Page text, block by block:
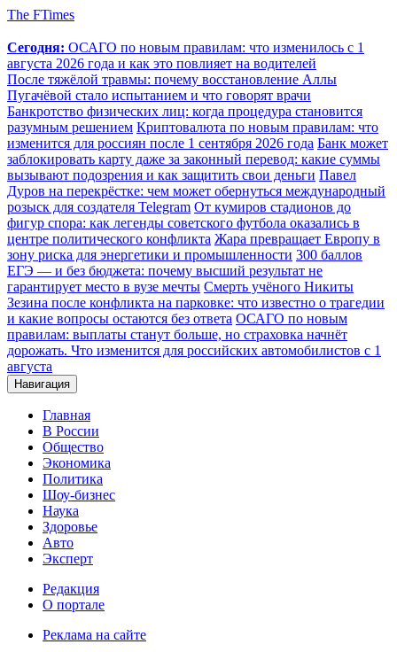
The FTimes
Сегодня: ОСАГО по новым правилам: что изменилось с 1
августа 2026 года и как это повлияет на водителей
После тяжёлой травмы: почему восстановление Аллы
Пугачёвой стало испытанием и что говорят врачи
Банкротство физических лиц: когда процедура становится
разумным решением Криптовалюта по новым правилам: что
изменится для россиян после 1 сентября 2026 года Банк может
заблокировать карту даже за законный перевод: какие суммы
вызывают подозрения и как защитить свои деньги Павел
Дуров на перекрёстке: чем может обернуться международный
розыск для создателя Telegram От кумиров стадионов до
фигур спора: как легенды советского футбола оказались в
центре политического конфликта Жара превращает Европу в
зону риска для энергетики и промышленности 300 баллов
ЕГЭ — и без бюджета: почему высший результат не
гарантирует место в вузе мечты Смерть учёного Никиты
Зезина после конфликта на парковке: что известно о трагедии
и какие вопросы остаются без ответа ОСАГО по новым
правилам: выплаты станут больше, но страховка начнёт
дорожать. Что изменится для российских автомобилистов с 1
августа
Навигация
Главная
В России
Общество
Экономика
Политика
Шоу-бизнес
Наука
Здоровье
Авто
Эксперт
Редакция
О портале
Реклама на сайте